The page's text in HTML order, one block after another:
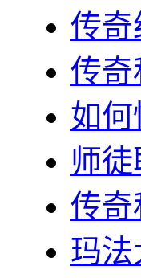
传奇
传奇
如何
师
传奇
玛法